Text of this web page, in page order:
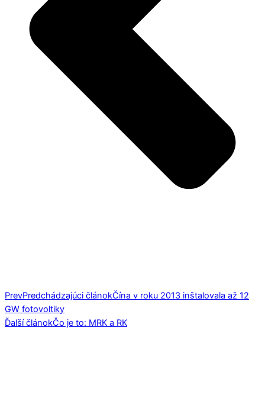
PrevPredchádzajúci článokČína v roku 2013 inštalovala až 12
GW fotovoltiky
Ďalší článokČo je to: MRK a RK